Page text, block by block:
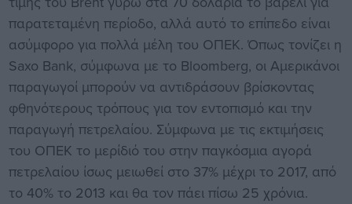
παρατεταμένη περίοδο, αλλά αυτό το επίπεδο είναι
ασύμφορο για πολλά μέλη του ΟΠΕΚ. Όπως τονίζει η
Saxo Bank, σύμφωνα με το Bloomberg, οι Αμερικάνοι
παραγωγοί μπορούν να αντιδράσουν βρίσκοντας
φθηνότερους τρόπους για τον εντοπισμό και την
παραγωγή πετρελαίου. Σύμφωνα με τις εκτιμήσεις
του ΟΠΕΚ το μερίδιό του στην παγκόσμια αγορά
πετρελαίου ίσως μειωθεί στο 37% μέχρι το 2017, από
το 40% το 2013 και θα τον πάει πίσω 25 χρόνια.